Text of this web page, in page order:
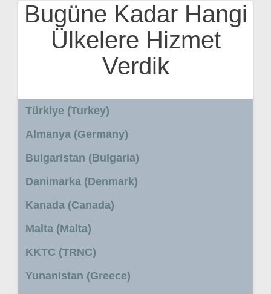
Bugüne Kadar Hangi
Ülkelere Hizmet
Verdik
Türkiye (Turkey)
Almanya (Germany)
Bulgaristan (Bulgaria)
Danimarka (Denmark)
Kanada (Canada)
Malta (Malta)
KKTC (TRNC)
Yunanistan (Greece)